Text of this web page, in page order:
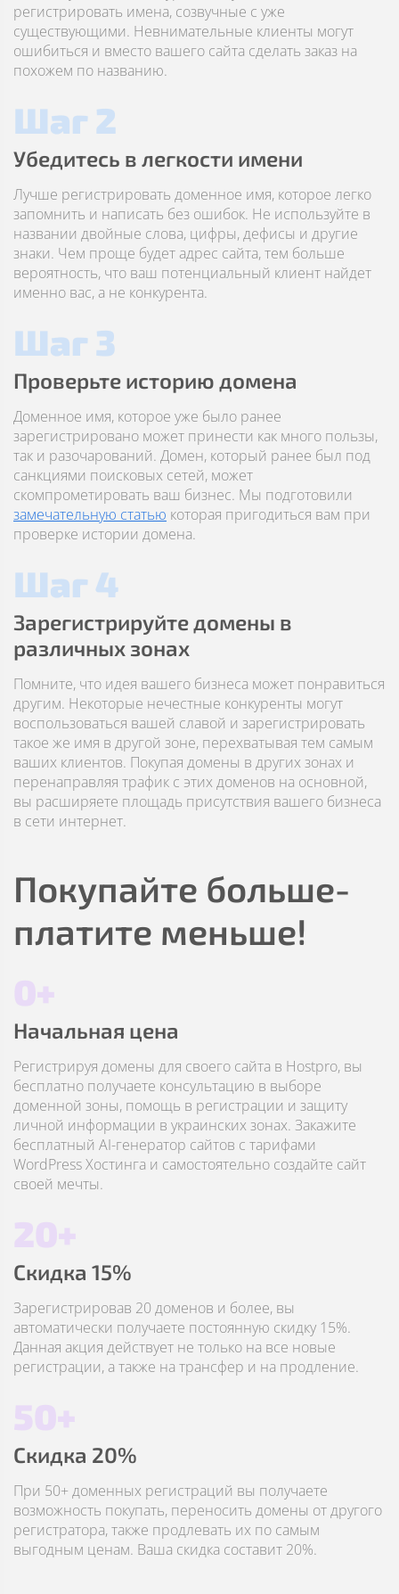
регистрировать имена, созвучные с уже
существующими. Невнимательные клиенты могут
ошибиться и вместо вашего сайта сделать заказ на
похожем по названию.
Шаг 2
Убедитесь в легкости имени
Лучше регистрировать доменное имя, которое легко
запомнить и написать без ошибок. Не используйте в
названии двойные слова, цифры, дефисы и другие
знаки. Чем проще будет адрес сайта, тем больше
вероятность, что ваш потенциальный клиент найдет
именно вас, а не конкурента.
Шаг 3
Проверьте историю домена
Доменное имя, которое уже было ранее
зарегистрировано может принести как много пользы,
так и разочарований. Домен, который ранее был под
санкциями поисковых сетей, может
скомпрометировать ваш бизнес. Мы подготовили
замечательную статью которая пригодиться вам при
проверке истории домена.
Шаг 4
Зарегистрируйте домены в
различных зонах
Помните, что идея вашего бизнеса может понравиться
другим. Некоторые нечестные конкуренты могут
воспользоваться вашей славой и зарегистрировать
такое же имя в другой зоне, перехватывая тем самым
ваших клиентов. Покупая домены в других зонах и
перенаправляя трафик с этих доменов на основной,
вы расширяете площадь присутствия вашего бизнеса
в сети интернет.
Покупайте больше-
платите меньше!
0+
Начальная цена
Регистрируя домены для своего сайта в Hostpro, вы
бесплатно получаете консультацию в выборе
доменной зоны, помощь в регистрации и защиту
личной информации в украинских зонах. Закажите
бесплатный AI-генератор сайтов с тарифами
WordPress Хостинга и самостоятельно создайте сайт
своей мечты.
20+
Скидка 15%
Зарегистрировав 20 доменов и более, вы
автоматически получаете постоянную скидку 15%.
Данная акция действует не только на все новые
регистрации, а также на трансфер и на продление.
50+
Скидка 20%
При 50+ доменных регистраций вы получаете
возможность покупать, переносить домены от другого
регистратора, также продлевать их по самым
выгодным ценам. Ваша скидка составит 20%.